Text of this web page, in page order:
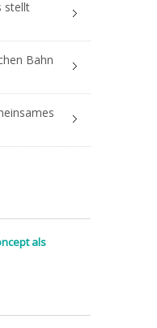
stellt
Bahn
als